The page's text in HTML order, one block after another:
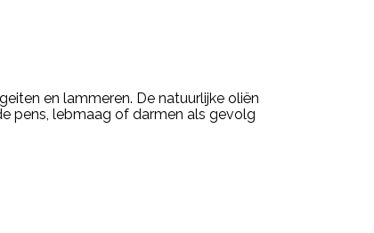
en lammeren. De natuurlijke oliën
pens, lebmaag of darmen als gevolg